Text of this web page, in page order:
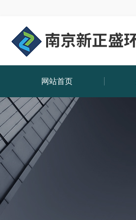
网站首页